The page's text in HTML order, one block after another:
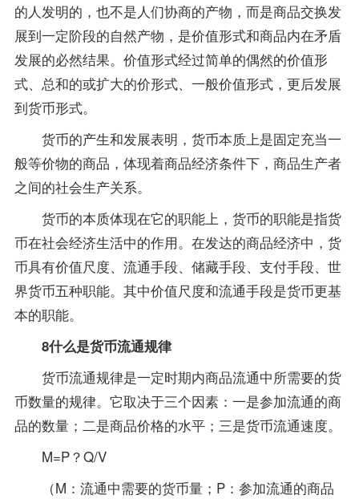
的人发明的，也不是人们协商的产物，而是商品交换发
展到一定阶段的自然产物，是价值形式和商品内在矛盾
发展的必然结果。价值形式经过简单的偶然的价值形
式、总和的或扩大的价形式、一般价值形式，更后发展
到货币形式。
货币的产生和发展表明，货币本质上是固定充当一
般等价物的商品，体现着商品经济条件下，商品生产者
之间的社会生产关系。
货币的本质体现在它的职能上，货币的职能是指货
币在社会经济生活中的作用。在发达的商品经济中，货
币具有价值尺度、流通手段、储藏手段、支付手段、世
界货币五种职能。其中价值尺度和流通手段是货币更基
本的职能。
8什么是货币流通规律
货币流通规律是一定时期内商品流通中所需要的货
币数量的规律。它取决于三个因素：一是参加流通的商
品的数量；二是商品价格的水平；三是货币流通速度。
M=P？Q/V
（M：流通中需要的货币量；P：参加流通的商品